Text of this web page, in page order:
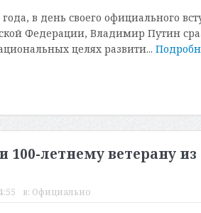
в день своего официального
Федерации, Владимир Путин
целях развити...
100-летнему ветерану
в: Официально